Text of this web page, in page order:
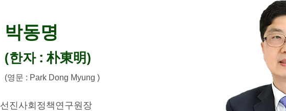
​박동명
​(한자 : 朴東明)
(영문 : Park Dong Myung )
선진사회정책연구원장